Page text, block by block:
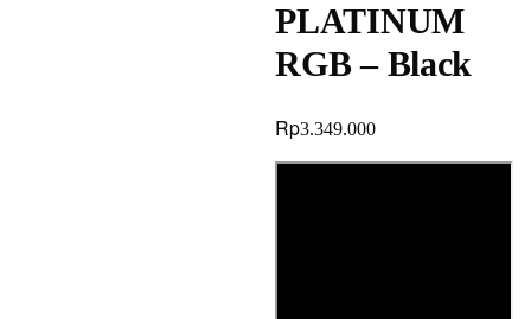
PLATINUM
RGB – Black
Rp3.349.000